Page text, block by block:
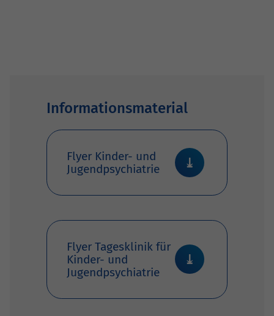
Informationsmaterial
Flyer Kinder- und
Jugendpsychiatrie
Flyer Tagesklinik für
Kinder- und
Jugendpsychiatrie